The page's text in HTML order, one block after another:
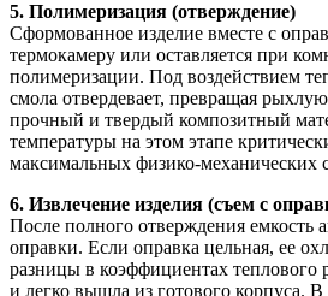
5. Полимеризация (отверждение)
Сформованное изделие вместе с
термокамеру или оставляется при
полимеризации. Под воздействием
смола отвердевает, превращая
прочный и твердый композитный
температуры на этом этапе
максимальных физико-механических
6. Извлечение изделия (съем с
После полного отверждения емкость
оправки. Если оправка цельная, ее
разницы в коэффициентах теплового
и легко вышла из готового корпуса.